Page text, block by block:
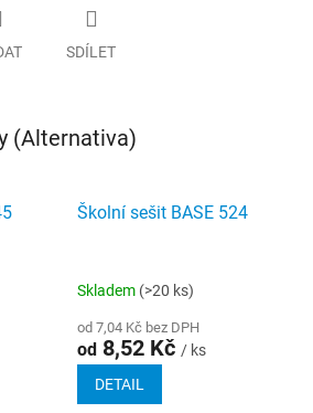
SDÍLET
(Alternativa)
Školní sešit BASE 524
Skladem (>20 ks)
od 7,04 Kč bez DPH
od 8,52 Kč / ks
DETAIL